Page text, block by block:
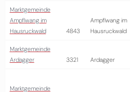
Marktgemeinde
Ampflwang im
Hausruckwald
4843
Ampflwang im
Hausruckwald
Marktgemeinde
Ardagger
3321 Ardagger
Marktgemeinde